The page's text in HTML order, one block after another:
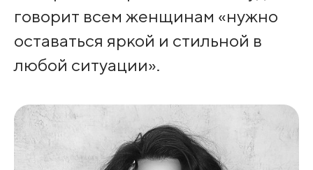
говорит всем женщинам «нужно
оставаться яркой и стильной в
любой ситуации».